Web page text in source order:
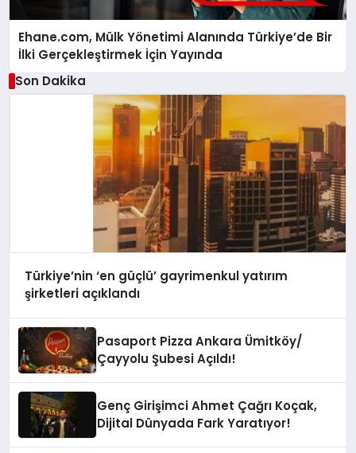
Ehane.com, Mülk Yönetimi Alanında Türkiye’de Bir
İlki Gerçekleştirmek İçin Yayında
Son Dakika
Türkiye’nin ‘en güçlü’ gayrimenkul yatırım
şirketleri açıklandı
Pasaport Pizza Ankara Ümitköy/
Çayyolu Şubesi Açıldı!
Genç Girişimci Ahmet Çağrı Koçak,
Dijital Dünyada Fark Yaratıyor!